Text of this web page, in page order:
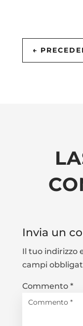
←
Invia un
Il tuo indirizzo
campi
Commento *